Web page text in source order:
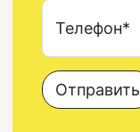
Телефон*
Отправить